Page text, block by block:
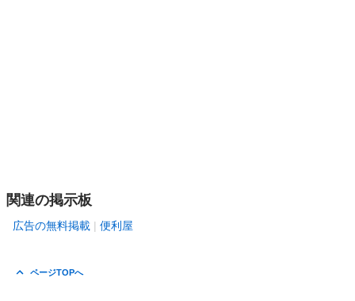
関連の掲示板
広告の無料掲載 便利屋
ページTOPへ